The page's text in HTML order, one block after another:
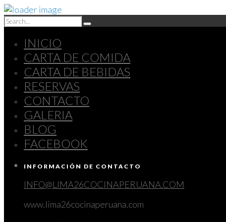
INICIO
CARTA DE COMIDA
CARTA DE BEBIDAS
RESERVAS
CONTACTO
GALERIA
BLOG
FACEBOOK
INFORMACIÓN DE CONTACTO
INFO@LIMA26COCINAPERUANA.COM
www.lima26cocinaperuana.com